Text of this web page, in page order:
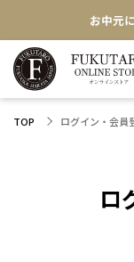
お中元
★め
【色々な味
TOP ログイン・会員
ロ